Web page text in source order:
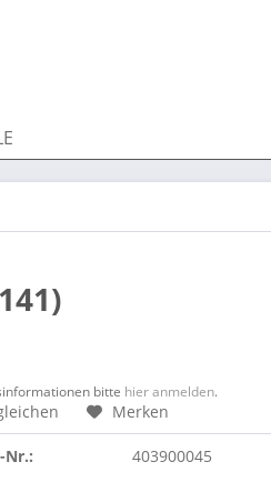
bitte hier anmelden.
Merken
403900045